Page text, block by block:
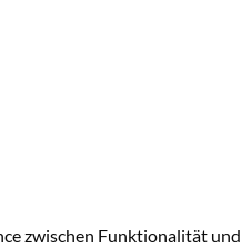
zwischen Funktionalität und